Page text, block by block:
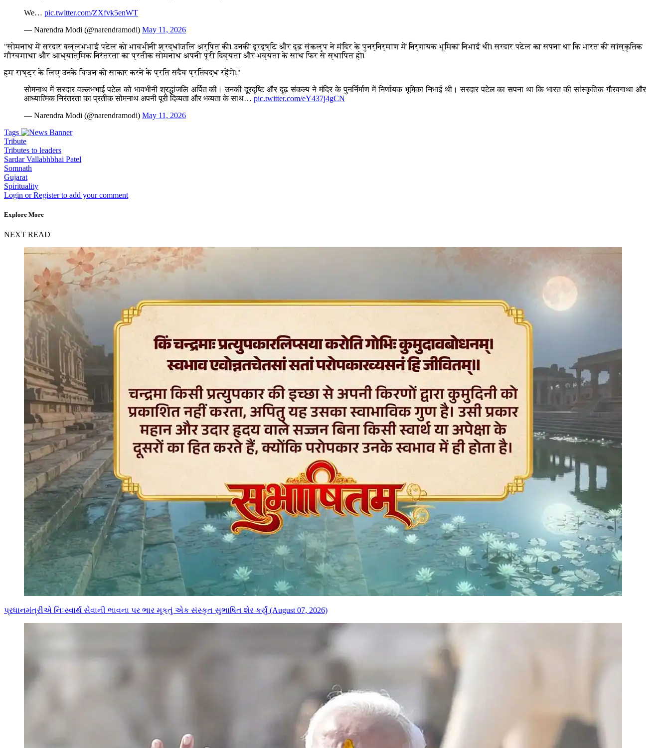
We… pic.twitter.com/ZXfvk5enWT
— Narendra Modi (@narendramodi) May 11, 2026
"सोमनाथ में सरदार वल्लभभाई पटेल को भावभीनी श्रद्धांजलि अर्पित की। उनकी दूरदृष्टि और दृढ़ संकल्प ने मंदिर के पुनर्निर्माण में निर्णायक भूमिका निभाई थी। सरदार पटेल का सपना था कि भारत की सांस्कृतिक
गौरवगाथा और आध्यात्मिक निरंतरता का प्रतीक सोमनाथ अपनी पूरी दिव्यता और भव्यता के साथ फिर से स्थापित हो।
हम राष्ट्र के लिए उनके विजन को साकार करने के प्रति सदैव प्रतिबद्ध रहेंगे।"
सोमनाथ में सरदार वल्लभभाई पटेल को भावभीनी श्रद्धांजलि अर्पित की। उनकी दूरदृष्टि और दृढ़ संकल्प ने मंदिर के पुनर्निर्माण में निर्णायक भूमिका निभाई थी। सरदार पटेल का सपना था कि भारत की सांस्कृतिक गौरवगाथा और
आध्यात्मिक निरंतरता का प्रतीक सोमनाथ अपनी पूरी दिव्यता और भव्यता के साथ… pic.twitter.com/eY437j4gCN
— Narendra Modi (@narendramodi) May 11, 2026
Tags
Tribute
Tributes to leaders
Sardar Vallabhbhai Patel
Somnath
Gujarat
Spirituality
Login or Register to add your comment
Explore More
NEXT READ
પ્રધાનમંત્રીએ નિઃસ્વાર્થ સેવાની ભાવના પર ભાર મૂકતું એક સંસ્કૃત સુભાષિત શેર કર્યું (August 07, 2026)